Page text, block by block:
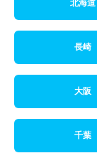
北海道
長崎
大阪
千葉